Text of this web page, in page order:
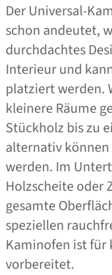
Der Universal-
schon andeutet,
durchdachtes
Interieur und
platziert werden.
kleinere Räume
Stückholz bis zu
alternativ
werden. Im
Holzscheite oder
gesamte
speziellen
Kaminofen ist für
vorbereitet.